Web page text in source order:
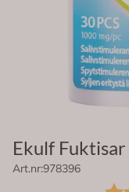
Ekulf
Art.nr:978396